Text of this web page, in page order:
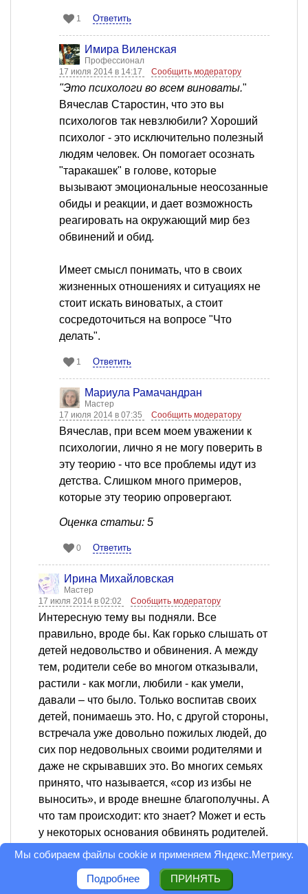
1 Ответить
Имира Виленская
Профессионал
17 июля 2014 в 14:17
Сообщить модератору
"Это психологи во всем виноваты."
Вячеслав Старостин, что это вы
психологов так невзлюбили? Хороший
психолог - это исключительно полезный
людям человек. Он помогает осознать
"таракашек" в голове, которые
вызывают эмоциональные неосозанные
обиды и реакции, и дает возможность
реагировать на окружающий мир без
обвинений и обид.
Имеет смысл понимать, что в своих
жизненных отношениях и ситуациях не
стоит искать виноватых, а стоит
сосредоточиться на вопросе "Что
делать".
1 Ответить
Мариула Рамачандран
Мастер
17 июля 2014 в 07:35
Сообщить модератору
Вячеслав, при всем моем уважении к
психологии, лично я не могу поверить в
эту теорию - что все проблемы идут из
детства. Слишком много примеров,
которые эту теорию опровергают.
Оценка статьи: 5
0 Ответить
Ирина Михайловская
Мастер
17 июля 2014 в 02:02
Сообщить модератору
Интересную тему вы подняли. Все
правильно, вроде бы. Как горько слышать от
детей недовольство и обвинения. А между
тем, родители себе во многом отказывали,
растили - как могли, любили - как умели,
давали – что было. Только воспитав своих
детей, понимаешь это. Но, с другой стороны,
встречала уже довольно пожилых людей, до
сих пор недовольных своими родителями и
даже не скрывавших это. Во многих семьях
принято, что называется, «сор из избы не
выносить», и вроде внешне благополучны. А
что там происходит: кто знает? Может и есть
у некоторых основания обвинять родителей.
Но вообще, выражение есть «родителей не
понять, простить.
Мы собираем файлы cookie и применяем Яндекс.Метрику.
Подробнее ПРИНЯТЬ